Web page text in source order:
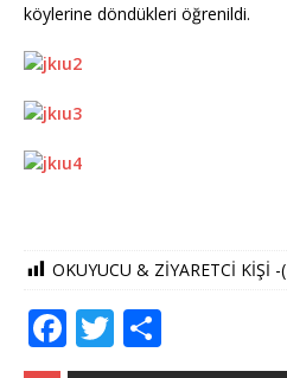
köylerine döndükleri öğrenildi.
OKUYUCU & ZİYARETCİ KİŞİ -(
F
a
T
w h